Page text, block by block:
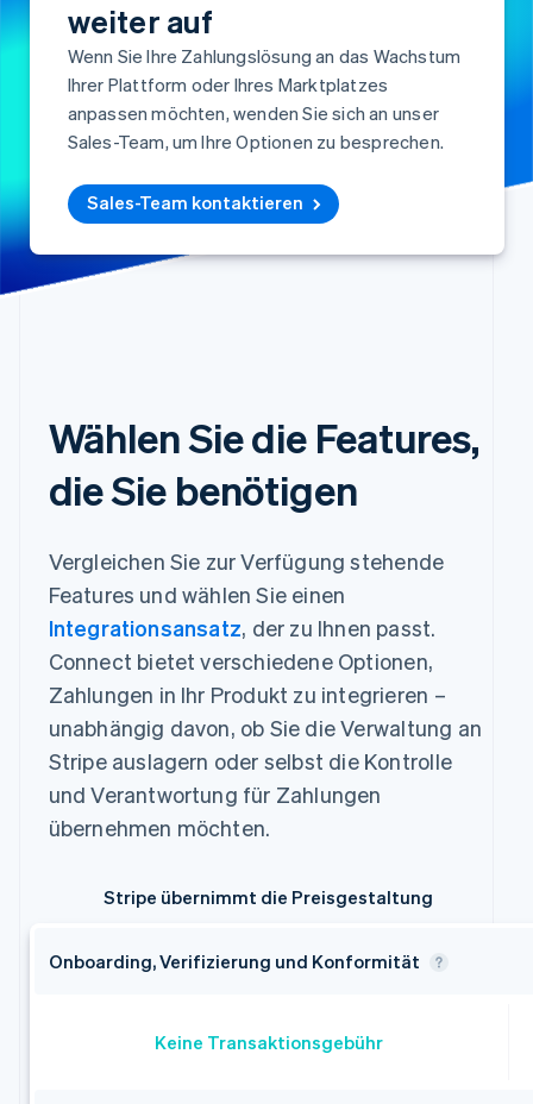
weiter auf
Wenn Sie Ihre Zahlungslösung an das Wachstum
Ihrer Plattform oder Ihres Marktplatzes
anpassen möchten, wenden Sie sich an unser
Sales-Team, um Ihre Optionen zu besprechen.
Sales-Team kontaktieren
Wählen Sie die Features,
die Sie benötigen
Vergleichen Sie zur Verfügung stehende
Features und wählen Sie einen
Integrationsansatz, der zu Ihnen passt.
Connect bietet verschiedene Optionen,
Zahlungen in Ihr Produkt zu integrieren –
unabhängig davon, ob Sie die Verwaltung an
Stripe auslagern oder selbst die Kontrolle
und Verantwortung für Zahlungen
übernehmen möchten.
Stripe übernimmt die Preisgestaltung
Onboarding, Verifizierung und Konformität
Keine Transaktionsgebühr